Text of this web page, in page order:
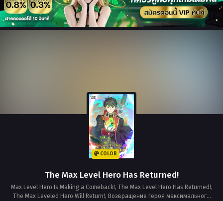
COLOR
The Max Level Hero Has Returned!
Max Level Hero Is Making a Comeback!, The Max Level Hero Has Returned!,
The Max Leveled Hero Will Return!, Возвращение героя максимального